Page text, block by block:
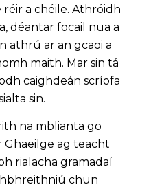
réir a chéile. Athróidh
déantar focail nua a
athrú ar an gcaoi a
maith. Mar sin tá
caighdeán scríofa
sin.
na mblianta go
Ghaeilge ag teacht
rialacha gramadaí
chun